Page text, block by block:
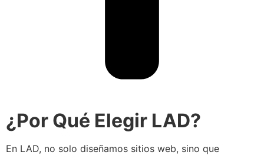
¿Por Qué Elegir LAD?
En LAD, no solo diseñamos sitios web, sino que